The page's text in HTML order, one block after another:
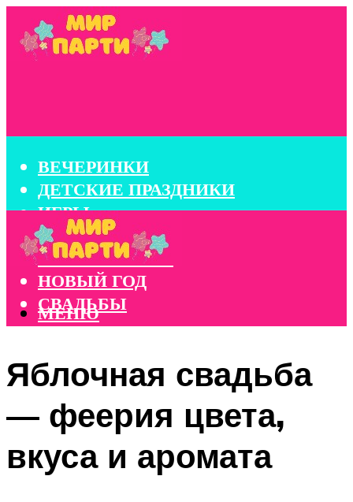
ВЕЧЕРИНКИ
ДЕТСКИЕ ПРАЗДНИКИ
ИГРЫ
КОНКУРСЫ
КОРПОРАТИВЫ
НОВЫЙ ГОД
СВАДЬБЫ
МЕНЮ
Яблочная свадьба
— феерия цвета,
вкуса и аромата